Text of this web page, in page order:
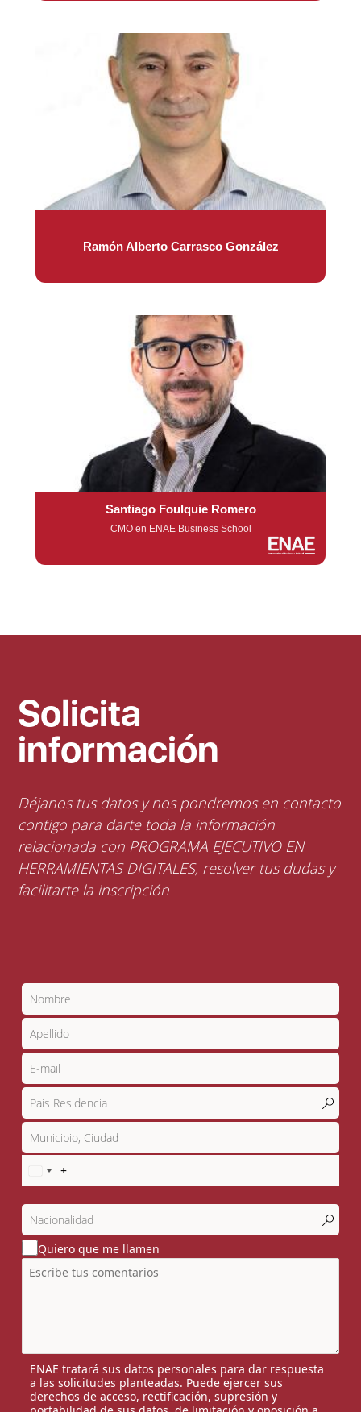
Ramón Alberto Carrasco González
Santiago Foulquie Romero
CMO en ENAE Business School
Solicita
información
Déjanos tus datos y nos pondremos en contacto
contigo para darte toda la información
relacionada con PROGRAMA EJECUTIVO EN
HERRAMIENTAS DIGITALES, resolver tus dudas y
facilitarte la inscripción
Quiero que me llamen
ENAE tratará sus datos personales para dar respuesta
a las solicitudes planteadas. Puede ejercer sus
derechos de acceso, rectificación, supresión y